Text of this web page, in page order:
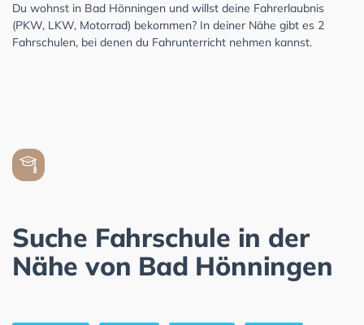
Du wohnst in Bad Hönningen und willst deine Fahrerlaubnis
(PKW, LKW, Motorrad) bekommen? In deiner Nähe gibt es 2
Fahrschulen, bei denen du Fahrunterricht nehmen kannst.
Suche Fahrschule in der
Nähe von Bad Hönningen